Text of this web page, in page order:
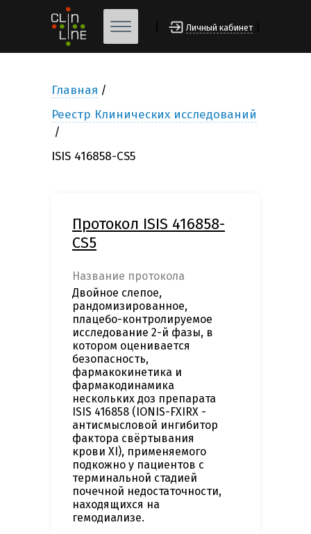
Личный кабинет
Главная
Реестр Клинических исследований
ISIS 416858-CS5
Протокол ISIS 416858-
CS5
Название протокола
Двойное слепое,
рандомизированное,
плацебо-контролируемое
исследование 2-й фазы, в
котором оценивается
безопасность,
фармакокинетика и
фармакодинамика
нескольких доз препарата
ISIS 416858 (IONIS-FXIRX -
антисмысловой ингибитор
фактора свёртывания
крови XI), применяемого
подкожно у пациентов с
терминальной стадией
почечной недостаточности,
находящихся на
гемодиализе.